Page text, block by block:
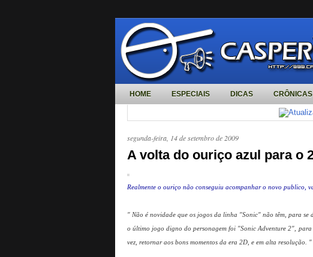
HOME ESPECIAIS DICAS CRÔNICAS
segunda-feira, 14 de setembro de 2009
A volta do ouriço azul para o
Realmente o ouriço não conseguiu acompanhar o novo publico,
" Não é novidade que os jogos da linha "Sonic" não têm, para se
o último jogo digno do personagem foi "Sonic Adventure 2", para
vez, retornar aos bons momentos da era 2D, e em alta resolução. "